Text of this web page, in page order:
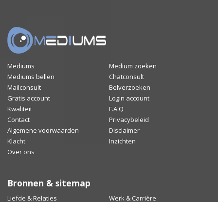
Mediums
Medium zoeken
Mediums bellen
Chatconsult
Mailconsult
Belverzoeken
Gratis account
Login account
Kwaliteit
F.A.Q
Contact
Privacybeleid
Algemene voorwaarden
Disclaimer
Klacht
Inzichten
Over ons
Bronnen & sitemap
Liefde & Relaties Werk & Carrière